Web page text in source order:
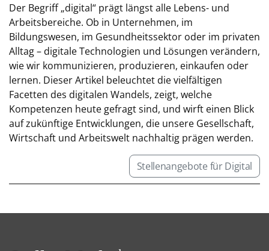
Der Begriff „digital“ prägt längst alle Lebens- und
Arbeitsbereiche. Ob in Unternehmen, im
Bildungswesen, im Gesundheitssektor oder im privaten
Alltag – digitale Technologien und Lösungen verändern,
wie wir kommunizieren, produzieren, einkaufen oder
lernen. Dieser Artikel beleuchtet die vielfältigen
Facetten des digitalen Wandels, zeigt, welche
Kompetenzen heute gefragt sind, und wirft einen Blick
auf zukünftige Entwicklungen, die unsere Gesellschaft,
Wirtschaft und Arbeitswelt nachhaltig prägen werden.
Stellenangebote für Digital